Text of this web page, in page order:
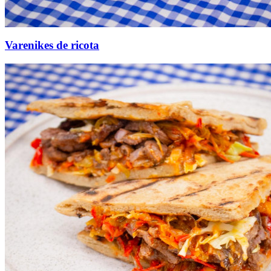
Varenikes de ricota